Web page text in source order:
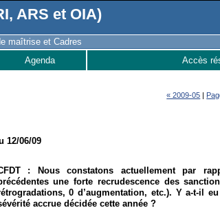
ARS et OIA)
maîtrise et Cadres
Agenda Accès
« 2009-05 |
12/06/09
: Nous constatons actuellement par
une forte recrudescence des
0 d’augmentation, etc.). Y a-t-il
accrue décidée cette année ?